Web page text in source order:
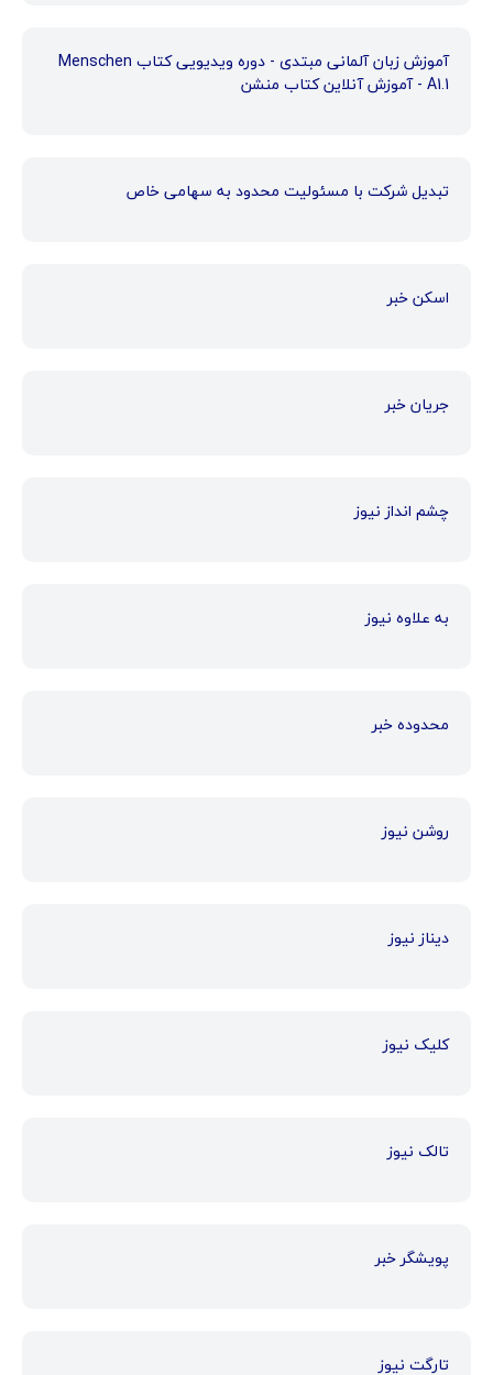
آموزش زبان آلمانی مبتدی - دوره ویدیویی کتاب Menschen
A1.1 - آموزش آنلاین کتاب منشن
تبدیل شرکت با مسئولیت محدود به سهامی خاص
اسکن خبر
جریان خبر
چشم انداز نیوز
به علاوه نیوز
محدوده خبر
روشن نیوز
دیناز نیوز
کلیک نیوز
تالک نیوز
پویشگر خبر
تارگت نیوز